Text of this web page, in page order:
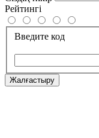
Рейтингі
Введите код
Жалғастыру